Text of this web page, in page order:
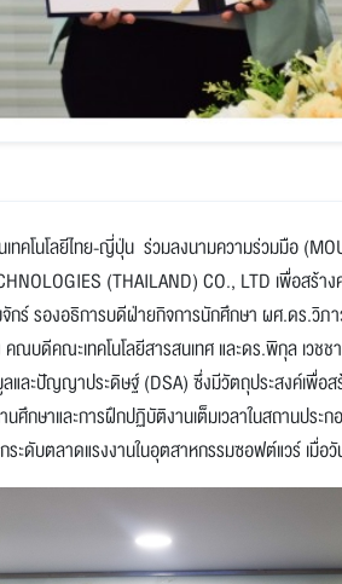
ทคโนโลยีไทย-ญี่ปุ่น ร่วมลงนามความร่วมมือ
(THAILAND) CO., LTD เพื่อสร้า
ร์ รองอธิการบดีฝ่ายกิจการนักศึกษา ผศ.ดร.วิ
บดีคณะเทคโนโลยีสารสนเทศ และดร.พิกุล เวชช
ละปัญญาประดิษฐ์ (DSA) ซึ่งมีวัตถุประสงค์เพื่อส
นศึกษาและการฝึกปฏิบัติงานเต็มเวลาในสถานปร
ะดับตลาดแรงงานในอุตสาหกรรมซอฟต์แวร์ เมื่อ